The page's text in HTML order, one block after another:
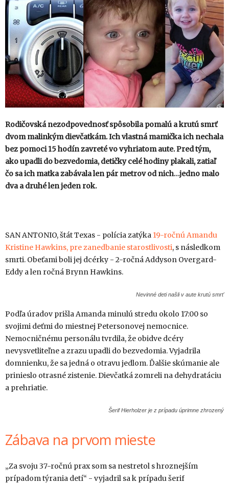
Rodičovská nezodpovednosť spôsobila pomalú a krutú smrť
dvom malinkým dievčatkám. Ich vlastná mamička ich nechala
bez pomoci 15 hodín zavreté vo vyhriatom aute. Pred tým,
ako upadli do bezvedomia, detičky celé hodiny plakali, zatiaľ
čo sa ich matka zabávala len pár metrov od nich…jedno malo
dva a druhé len jeden rok.
SAN ANTONIO, štát Texas - polícia zatýka 19-ročnú Amandu
Kristine Hawkins, pre zanedbanie starostlivosti, s následkom
smrti. Obeťami boli jej dcérky - 2-ročná Addyson Overgard-
Eddy a len ročná Brynn Hawkins.
Nevinné deti našli v aute krutú smrť
Podľa úradov prišla Amanda minulú stredu okolo 17:00 so
svojimi deťmi do miestnej Petersonovej nemocnice.
Nemocničnému personálu tvrdila, že obidve dcéry
nevysvetliteľne a zrazu upadli do bezvedomia. Vyjadrila
domnienku, že sa jedná o otravu jedlom. Ďalšie skúmanie ale
prinieslo otrasné zistenie. Dievčatká zomreli na dehydratáciu
a prehriatie.
Šerif Hierholzer je z prípadu úprimne zhrozený
Zábava na prvom mieste
„Za svoju 37-ročnú prax som sa nestretol s hroznejším
prípadom týrania detí“ - vyjadril sa k prípadu šerif